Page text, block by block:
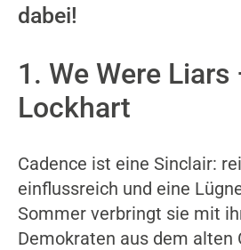
dabei!
1. We Were Liars
Lockhart
Cadence ist eine Sinclair:
einflussreich und eine
Sommer verbringt sie mit
Demokraten aus dem alten